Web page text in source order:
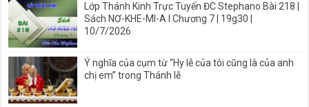
Lớp Thánh Kinh Trực Tuyến ĐC Stephano Bài 218 |
Sách NƠ-KHE-MI-A I Chương 7 | 19g30 |
10/7/2026
Ý nghĩa của cụm từ “Hy lễ của tôi cũng là của anh
chị em” trong Thánh lễ